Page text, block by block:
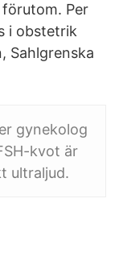
Per
i obstetrik
Sahlgrenska
gynekolog
kvot är
ultraljud.